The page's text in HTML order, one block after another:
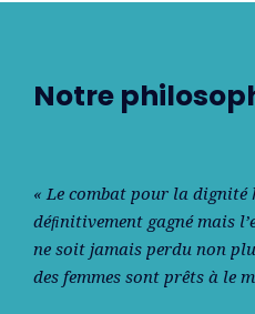
Notre
« Le combat pour la dignité
déﬁnitivement gagné mais
ne soit jamais perdu non
des femmes sont prêts à le